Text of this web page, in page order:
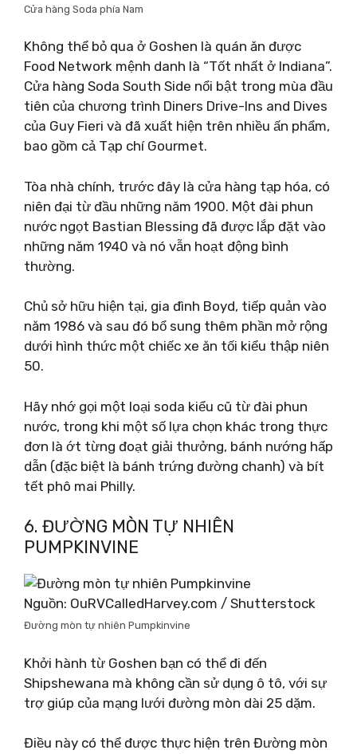
Cửa hàng Soda phía Nam
Không thể bỏ qua ở Goshen là quán ăn được
Food Network mệnh danh là “Tốt nhất ở Indiana”.
Cửa hàng Soda South Side nổi bật trong mùa đầu
tiên của chương trình Diners Drive-Ins and Dives
của Guy Fieri và đã xuất hiện trên nhiều ấn phẩm,
bao gồm cả Tạp chí Gourmet.
Tòa nhà chính, trước đây là cửa hàng tạp hóa, có
niên đại từ đầu những năm 1900. Một đài phun
nước ngọt Bastian Blessing đã được lắp đặt vào
những năm 1940 và nó vẫn hoạt động bình
thường.
Chủ sở hữu hiện tại, gia đình Boyd, tiếp quản vào
năm 1986 và sau đó bổ sung thêm phần mở rộng
dưới hình thức một chiếc xe ăn tối kiểu thập niên
50.
Hãy nhớ gọi một loại soda kiểu cũ từ đài phun
nước, trong khi một số lựa chọn khác trong thực
đơn là ớt từng đoạt giải thưởng, bánh nướng hấp
dẫn (đặc biệt là bánh trứng đường chanh) và bít
tết phô mai Philly.
6. ĐƯỜNG MÒN TỰ NHIÊN
PUMPKINVINE
Nguồn: OuRVCalledHarvey.com / Shutterstock
Đường mòn tự nhiên Pumpkinvine
Khởi hành từ Goshen bạn có thể đi đến
Shipshewana mà không cần sử dụng ô tô, với sự
trợ giúp của mạng lưới đường mòn dài 25 dặm.
Điều này có thể được thực hiện trên Đường mòn